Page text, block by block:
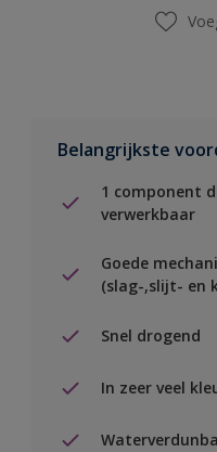
Belangrijkste
1 component
verwerkbaar
Goede
(slag-,slijt- en
Snel drogend
In zeer veel